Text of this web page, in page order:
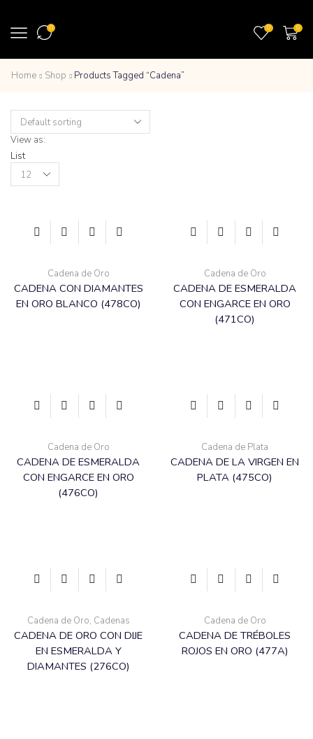
0 0 0
Home Shop Products Tagged “Cadena”
View as:
List
Products
per
Cadena de Oro
CADENA CON DIAMANTES
EN ORO BLANCO (478CO)
Cadena de Oro
CADENA DE ESMERALDA
CON ENGARCE EN ORO
(471CO)
Cadena de Oro
CADENA DE ESMERALDA
CON ENGARCE EN ORO
(476CO)
Cadena de Plata
CADENA DE LA VIRGEN EN
PLATA (475CO)
Cadena de Oro, Cadenas
CADENA DE ORO CON DIJE
EN ESMERALDA Y
DIAMANTES (276CO)
Cadena de Oro
CADENA DE TRÉBOLES
ROJOS EN ORO (477A)